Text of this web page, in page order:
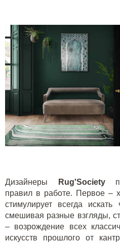
Дизайнеры Rug'Society
правил в работе. Первое –
стимулирует всегда
смешивая разные взгляды,
– возрождение всех
искусств прошлого от